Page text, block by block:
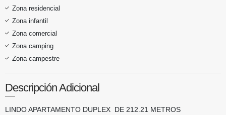
Zona residencial
Zona infantil
Zona comercial
Zona camping
Zona campestre
Descripción Adicional
LINDO APARTAMENTO DUPLEX DE 212.21 METROS